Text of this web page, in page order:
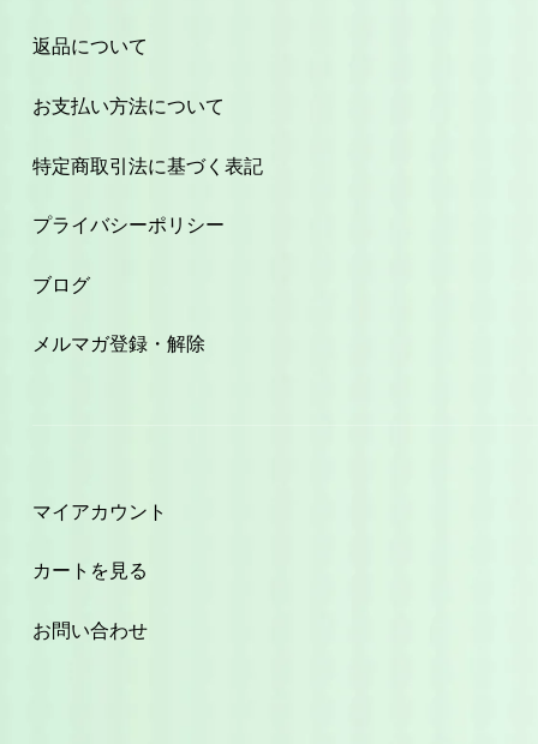
返品について
お支払い方法について
特定商取引法に基づく表記
プライバシーポリシー
ブログ
メルマガ登録・解除
マイアカウント
カートを見る
お問い合わせ